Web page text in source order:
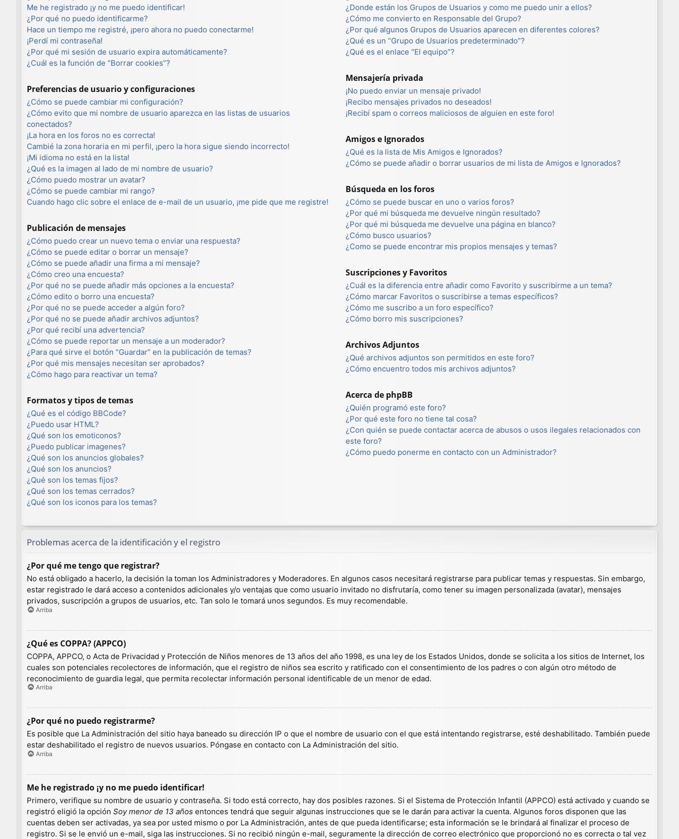
Me he registrado ¡y no me puedo identificar!
¿Por qué no puedo identificarme?
Hace un tiempo me registré, ¡pero ahora no puedo conectarme!
¡Perdí mi contraseña!
¿Por qué mi sesión de usuario expira automáticamente?
¿Cuál es la función de “Borrar cookies”?
Preferencias de usuario y configuraciones
¿Cómo se puede cambiar mi configuración?
¿Cómo evito que mi nombre de usuario aparezca en las listas de usuarios
conectados?
¡La hora en los foros no es correcta!
Cambié la zona horaria en mi perfil, ¡pero la hora sigue siendo incorrecto!
¡Mi idioma no está en la lista!
¿Qué es la imagen al lado de mi nombre de usuario?
¿Cómo puedo mostrar un avatar?
¿Cómo se puede cambiar mi rango?
Cuando hago clic sobre el enlace de e-mail de un usuario, ¡me pide que me registre!
Publicación de mensajes
¿Cómo puedo crear un nuevo tema o enviar una respuesta?
¿Cómo se puede editar o borrar un mensaje?
¿Cómo se puede añadir una firma a mi mensaje?
¿Cómo creo una encuesta?
¿Por qué no se puede añadir más opciones a la encuesta?
¿Cómo edito o borro una encuesta?
¿Por qué no se puede acceder a algún foro?
¿Por qué no se puede añadir archivos adjuntos?
¿Por qué recibí una advertencia?
¿Cómo se puede reportar un mensaje a un moderador?
¿Para qué sirve el botón “Guardar” en la publicación de temas?
¿Por qué mis mensajes necesitan ser aprobados?
¿Cómo hago para reactivar un tema?
Formatos y tipos de temas
¿Qué es el código BBCode?
¿Puedo usar HTML?
¿Qué son los emoticonos?
¿Puedo publicar imagenes?
¿Qué son los anuncios globales?
¿Qué son los anuncios?
¿Qué son los temas fijos?
¿Qué son los temas cerrados?
¿Qué son los iconos para los temas?
¿Donde están los Grupos de Usuarios y como me puedo unir a ellos?
¿Cómo me convierto en Responsable del Grupo?
¿Por qué algunos Grupos de Usuarios aparecen en diferentes colores?
¿Qué es un “Grupo de Usuarios predeterminado”?
¿Qué es el enlace “El equipo”?
Mensajería privada
¡No puedo enviar un mensaje privado!
¡Recibo mensajes privados no deseados!
¡Recibí spam o correos maliciosos de alguien en este foro!
Amigos e Ignorados
¿Qué es la lista de Mis Amigos e Ignorados?
¿Cómo se puede añadir o borrar usuarios de mi lista de Amigos e Ignorados?
Búsqueda en los foros
¿Cómo se puede buscar en uno o varios foros?
¿Por qué mi búsqueda me devuelve ningún resultado?
¿Por qué mi búsqueda me devuelve una página en blanco?
¿Cómo busco usuarios?
¿Como se puede encontrar mis propios mensajes y temas?
Suscripciones y Favoritos
¿Cuál es la diferencia entre añadir como Favorito y suscribirme a un tema?
¿Cómo marcar Favoritos o suscribirse a temas específicos?
¿Cómo me suscribo a un foro específico?
¿Cómo borro mis suscripciones?
Archivos Adjuntos
¿Qué archivos adjuntos son permitidos en este foro?
¿Cómo encuentro todos mis archivos adjuntos?
Acerca de phpBB
¿Quién programó este foro?
¿Por qué este foro no tiene tal cosa?
¿Con quién se puede contactar acerca de abusos o usos ilegales relacionados con
este foro?
¿Cómo puedo ponerme en contacto con un Administrador?
Problemas acerca de la identificación y el registro
¿Por qué me tengo que registrar?
No está obligado a hacerlo, la decisión la toman los Administradores y Moderadores. En algunos casos necesitará registrarse para publicar temas y respuestas. Sin embargo,
estar registrado le dará acceso a contenidos adicionales y/o ventajas que como usuario invitado no disfrutaría, como tener su imagen personalizada (avatar), mensajes
privados, suscripción a grupos de usuarios, etc. Tan solo le tomará unos segundos. Es muy recomendable.
Arriba
¿Qué es COPPA? (APPCO)
COPPA, APPCO, o Acta de Privacidad y Protección de Niños menores de 13 años del año 1998, es una ley de los Estados Unidos, donde se solicita a los sitios de Internet, los
cuales son potenciales recolectores de información, que el registro de niños sea escrito y ratificado con el consentimiento de los padres o con algún otro método de
reconocimiento de guardia legal, que permita recolectar información personal identificable de un menor de edad.
Arriba
¿Por qué no puedo registrarme?
Es posible que La Administración del sitio haya baneado su dirección IP o que el nombre de usuario con el que está intentando registrarse, esté deshabilitado. También puede
estar deshabilitado el registro de nuevos usuarios. Póngase en contacto con La Administración del sitio.
Arriba
Me he registrado ¡y no me puedo identificar!
Primero, verifique su nombre de usuario y contraseña. Si todo está correcto, hay dos posibles razones. Si el Sistema de Protección Infantil (APPCO) está activado y cuando se
registró eligió la opción Soy menor de 13 años entonces tendrá que seguir algunas instrucciones que se le darán para activar la cuenta. Algunos foros disponen que las
cuentas deben ser activadas, ya sea por usted mismo o por La Administración, antes de que pueda identificarse; esta información se le brindará al finalizar el proceso de
registro. Si se le envió un e-mail, siga las instrucciones. Si no recibió ningún e-mail, seguramente la dirección de correo electrónico que proporcionó no es correcta o tal vez